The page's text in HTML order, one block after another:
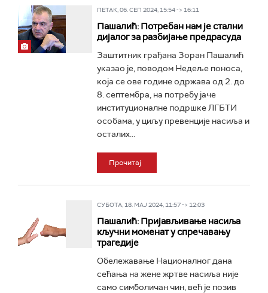
ПЕТАК, 06. СЕП 2024, 15:54 -> 16:11
Пашалић: Потребан нам је стални
дијалог за разбијање предрасуда
Заштитник грађана Зоран Пашалић
указао је, поводом Недеље поноса,
која се ове године одржава од 2. до
8. септембра, на потребу јаче
институционалне подршке ЛГБТИ
особама, у циљу превенције насиља и
осталих...
Прочитај
СУБОТА, 18. МАЈ 2024, 11:57 -> 12:03
Пашалић: Пријављивање насиља
кључни моменат у спречавању
трагедије
Обележавање Националног дана
сећања на жене жртве насиља није
само симболичан чин, већ је позив